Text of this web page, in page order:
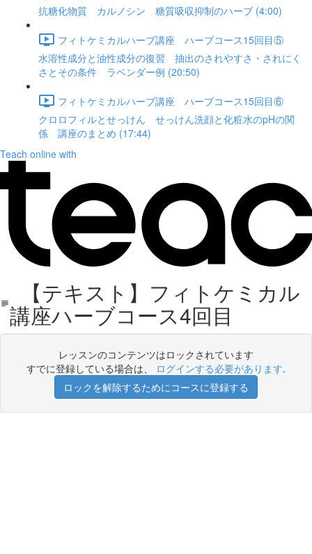
抗糖化物質 カルノシン 糖質吸収抑制のハーブ (4:00)
フィトケミカルハーブ講座 ハーブコース15回目⑤
水溶性成分と油性成分の復習 抽出のされやすさ・されにく
さとその条件 ラベンダー例 (20:50)
フィトケミカルハーブ講座 ハーブコース15回目⑥
クロロフィルとせっけん せっけん洗顔と化粧水のpHの関
係 講座のまとめ (17:44)
Teach online with
【テキスト】フィトケミカル
講座ハーブコース4回目
レッスンのコンテンツはロックされています
すでに登録している場合は、 ログインする必要があります.
ロックを解除するためにコースに登録する